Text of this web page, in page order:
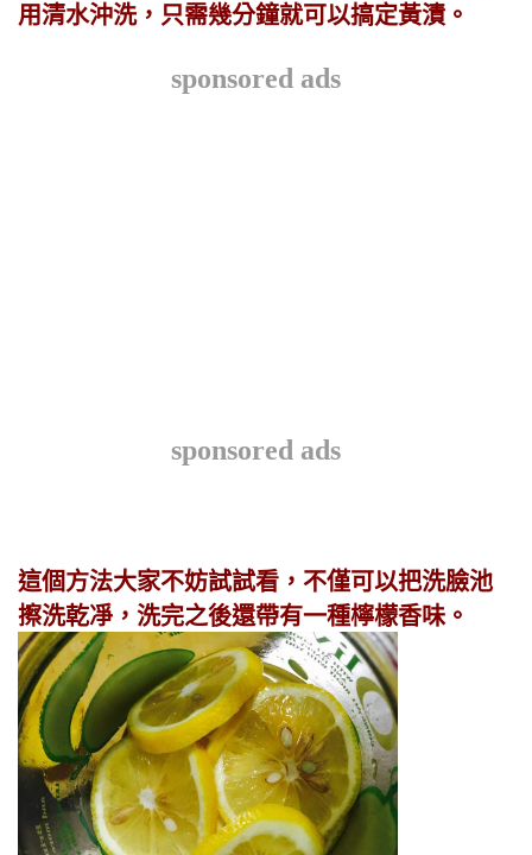
用清水沖洗，只需幾分鐘就可以搞定黃漬。
sponsored ads
sponsored ads
這個方法大家不妨試試看，不僅可以把洗臉池
擦洗乾凈，洗完之後還帶有一種檸檬香味。